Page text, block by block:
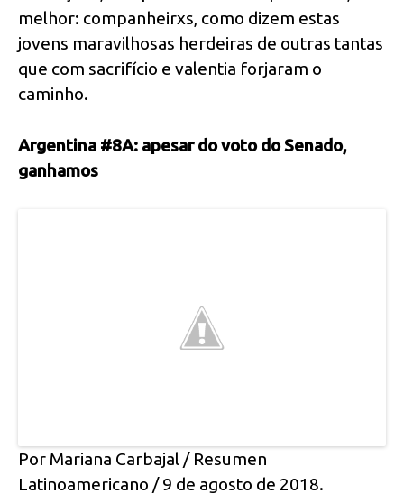
melhor: companheirxs, como dizem estas
jovens maravilhosas herdeiras de outras tantas
que com sacrifício e valentia forjaram o
caminho.
Argentina #8A: apesar do voto do Senado,
ganhamos
Por Mariana Carbajal / Resumen
Latinoamericano / 9 de agosto de 2018.